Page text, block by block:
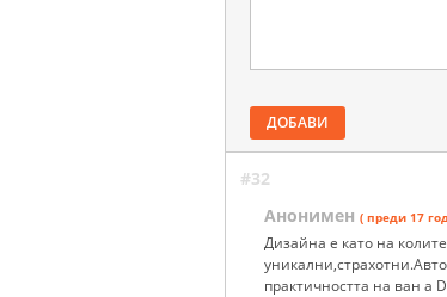
ДОБАВИ
#32
Анонимен ( преди 17
Дизайна е като на
практичността на ван а